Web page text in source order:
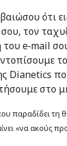
ότι
τον
του e‑mail
Dianetics
στο
παραδίδει τη
«να ακούς